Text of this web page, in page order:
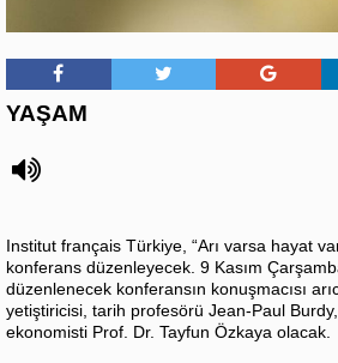
YAŞAM
Institut français Türkiye, “Arı varsa hayat
konferans düzenleyecek. 9 Kasım
düzenlenecek konferansın konuşmacısı
yetiştiricisi, tarih profesörü Jean-Paul
ekonomisti Prof. Dr. Tayfun Özkaya olacak.